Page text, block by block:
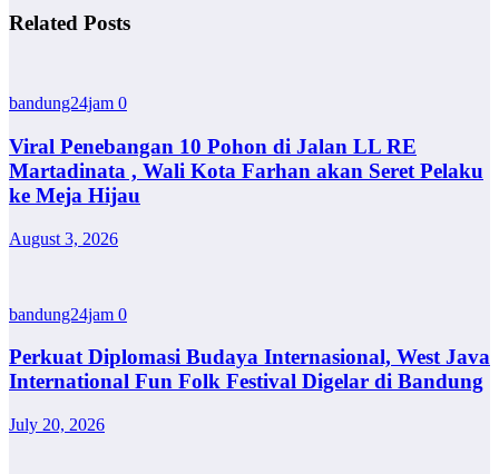
Related Posts
bandung24jam 0
Viral Penebangan 10 Pohon di Jalan LL RE
Martadinata , Wali Kota Farhan akan Seret Pelaku
ke Meja Hijau
August 3, 2026
bandung24jam 0
Perkuat Diplomasi Budaya Internasional, West Java
International Fun Folk Festival Digelar di Bandung
July 20, 2026